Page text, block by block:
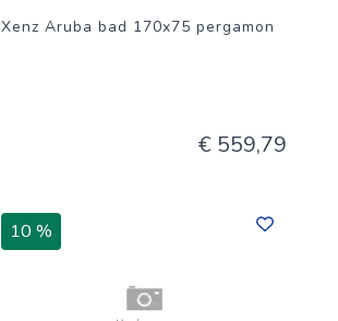
Xenz Aruba bad 170x75 pergamon
€ 559,79
10 %